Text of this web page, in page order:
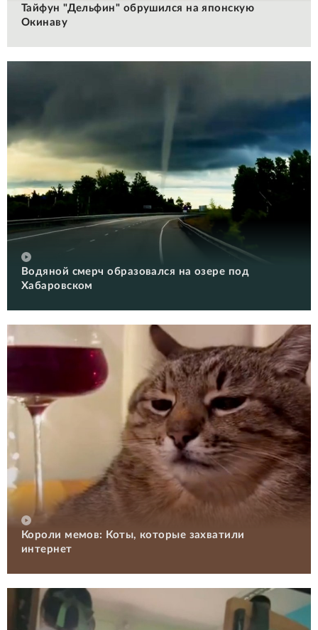
Тайфун "Дельфин" обрушился на японскую
Окинаву
Водяной смерч образовался на озере под
Хабаровском
Короли мемов: Коты, которые захватили
интернет